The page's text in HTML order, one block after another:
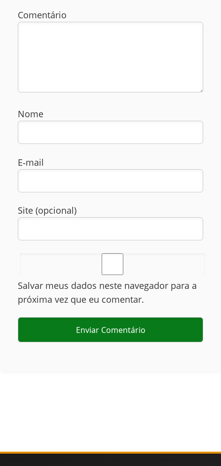
Comentário
Nome
E‑mail
Site (opcional)
Salvar meus dados neste navegador para a
próxima vez que eu comentar.